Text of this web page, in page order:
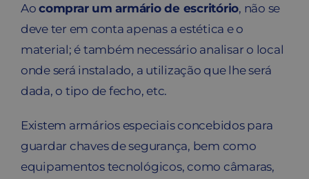
Aocomprar um armário de escritório, não se
deve ter em conta apenas a estética e o
material; é também necessário analisar o local
onde será instalado, a utilização que lhe será
dada, o tipo de fecho, etc.
Existem armários especiais concebidos para
guardar chaves de segurança, bem como
equipamentos tecnológicos, como câmaras,